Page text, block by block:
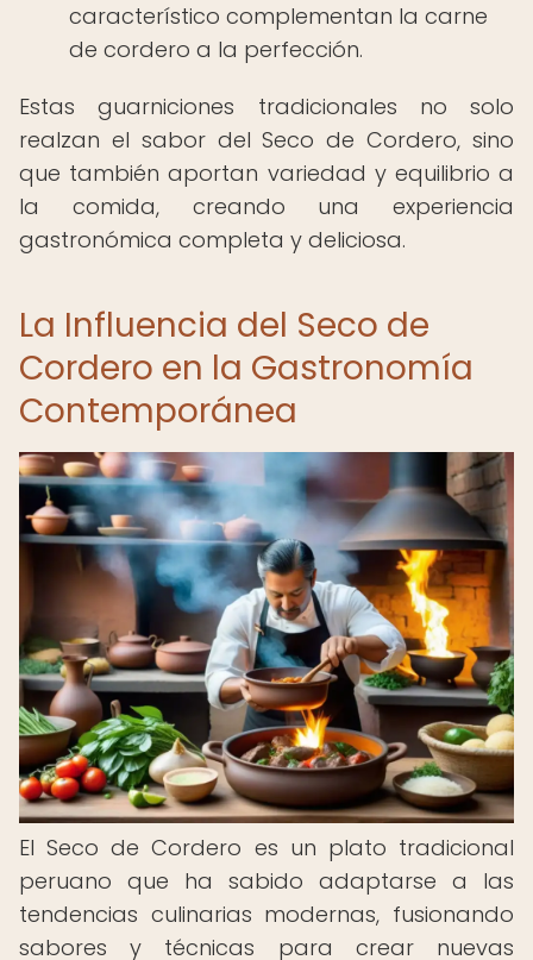
característico complementan la carne
de cordero a la perfección.
Estas guarniciones tradicionales no solo
realzan el sabor del Seco de Cordero, sino
que también aportan variedad y equilibrio a
la comida, creando una experiencia
gastronómica completa y deliciosa.
La Influencia del Seco de
Cordero en la Gastronomía
Contemporánea
El Seco de Cordero es un plato tradicional
peruano que ha sabido adaptarse a las
tendencias culinarias modernas, fusionando
sabores y técnicas para crear nuevas